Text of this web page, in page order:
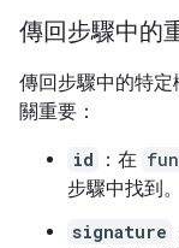
傳回步驟中的
傳回步驟中的特
關重要：
id ：在
步驟中找到
signature